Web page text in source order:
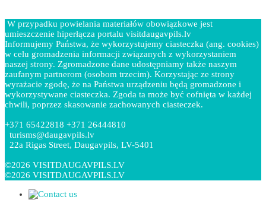
W przypadku powielania materiałów obowiązkowe jest
umieszczenie hiperłącza portalu visitdaugavpils.lv
Informujemy Państwa, że wykorzystujemy ciasteczka (ang. cookies)
w celu gromadzenia informacji związanych z wykorzystaniem
naszej strony. Zgromadzone dane udostępniamy także naszym
zaufanym partnerom (osobom trzecim). Korzystając ze strony
wyrażacie zgodę, że na Państwa urządzeniu będą gromadzone i
wykorzystywane ciasteczka. Zgoda ta może być cofnięta w każdej
chwili, poprzez skasowanie zachowanych ciasteczek.
+371 65422818 +371 26444810
turisms@daugavpils.lv
22a Rigas Street, Daugavpils, LV-5401
©2026 VISITDAUGAVPILS.LV
©2026 VISITDAUGAVPILS.LV